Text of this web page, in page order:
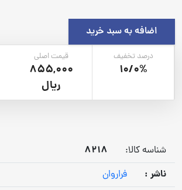
اضافه به سبد خرید
درصد تخفیف
10/0%
قیمت اصلی
855,000
ریال
شناسه کالا:
8218
ناشر :
فراروان